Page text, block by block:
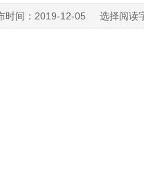
间： 2019-12-05 选择阅读